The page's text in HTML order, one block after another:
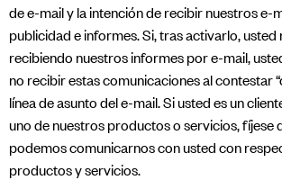
de e-mail y la intención de recibir nuestros e-
publicidad e informes. Si, tras activarlo, usted
recibiendo nuestros informes por e-mail,
no recibir estas comunicaciones al contestar
línea de asunto del e-mail. Si usted es un
uno de nuestros productos o servicios, fíjese
podemos comunicarnos con usted con
productos y servicios.